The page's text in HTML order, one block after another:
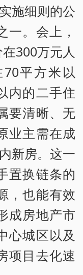
施细则的公
一。会上，
300万元人
平方米以
内的二手住
要清晰、无
业主需在成
新房。这一
置换链条的
，也能有效
成房地产市
心城区以及
项目去化速